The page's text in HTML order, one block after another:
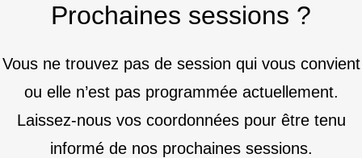
Prochaines sessions ?
Vous ne trouvez pas de session qui vous convient
ou elle n’est pas programmée actuellement.
Laissez-nous vos coordonnées pour être tenu
informé de nos prochaines sessions.